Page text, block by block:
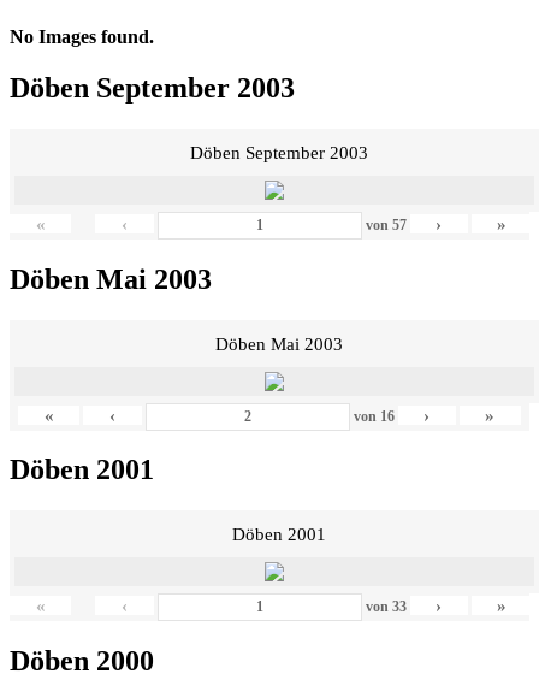
No Images found.
Döben September 2003
Döben September 2003
« ‹ von 57 › »
Döben Mai 2003
Döben Mai 2003
« ‹ von 16 › »
Döben 2001
Döben 2001
« ‹ von 33 › »
Döben 2000